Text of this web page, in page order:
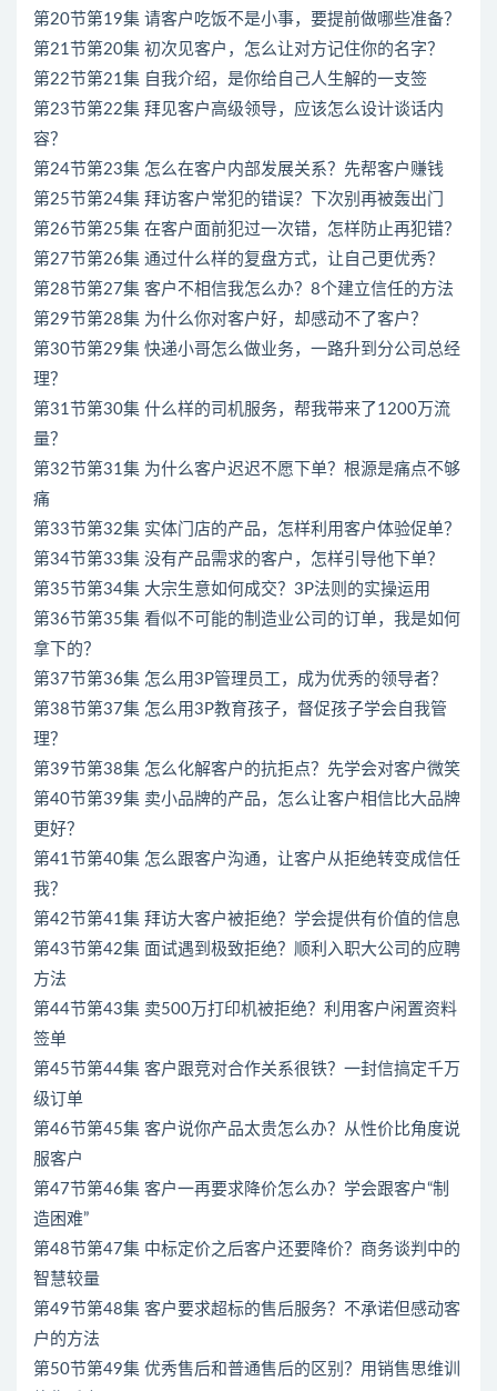
第20节第19集 请客户吃饭不是小事，要提前做哪些准备？
第21节第20集 初次见客户，怎么让对方记住你的名字？
第22节第21集 自我介绍，是你给自己人生解的一支签
第23节第22集 拜见客户高级领导，应该怎么设计谈话内
容？
第24节第23集 怎么在客户内部发展关系？先帮客户赚钱
第25节第24集 拜访客户常犯的错误？下次别再被轰出门
第26节第25集 在客户面前犯过一次错，怎样防止再犯错？
第27节第26集 通过什么样的复盘方式，让自己更优秀？
第28节第27集 客户不相信我怎么办？8个建立信任的方法
第29节第28集 为什么你对客户好，却感动不了客户？
第30节第29集 快递小哥怎么做业务，一路升到分公司总经
理？
第31节第30集 什么样的司机服务，帮我带来了1200万流
量？
第32节第31集 为什么客户迟迟不愿下单？根源是痛点不够
痛
第33节第32集 实体门店的产品，怎样利用客户体验促单？
第34节第33集 没有产品需求的客户，怎样引导他下单？
第35节第34集 大宗生意如何成交？3P法则的实操运用
第36节第35集 看似不可能的制造业公司的订单，我是如何
拿下的？
第37节第36集 怎么用3P管理员工，成为优秀的领导者？
第38节第37集 怎么用3P教育孩子，督促孩子学会自我管
理？
第39节第38集 怎么化解客户的抗拒点？先学会对客户微笑
第40节第39集 卖小品牌的产品，怎么让客户相信比大品牌
更好？
第41节第40集 怎么跟客户沟通，让客户从拒绝转变成信任
我？
第42节第41集 拜访大客户被拒绝？学会提供有价值的信息
第43节第42集 面试遇到极致拒绝？顺利入职大公司的应聘
方法
第44节第43集 卖500万打印机被拒绝？利用客户闲置资料
签单
第45节第44集 客户跟竞对合作关系很铁？一封信搞定千万
级订单
第46节第45集 客户说你产品太贵怎么办？从性价比角度说
服客户
第47节第46集 客户一再要求降价怎么办？学会跟客户“制
造困难”
第48节第47集 中标定价之后客户还要降价？商务谈判中的
智慧较量
第49节第48集 客户要求超标的售后服务？不承诺但感动客
户的方法
第50节第49集 优秀售后和普通售后的区别？用销售思维训